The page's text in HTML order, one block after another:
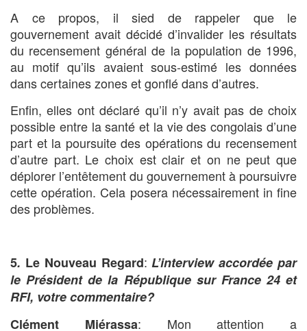
A ce propos, il sied de rappeler que le
gouvernement avait décidé d’invalider les résultats
du recensement général de la population de 1996,
au motif qu’ils avaient sous-estimé les données
dans certaines zones et gonflé dans d’autres.
Enfin, elles ont déclaré qu’il n’y avait pas de choix
possible entre la santé et la vie des congolais d’une
part et la poursuite des opérations du recensement
d’autre part. Le choix est clair et on ne peut que
déplorer l’entêtement du gouvernement à poursuivre
cette opération. Cela posera nécessairement in fine
des problèmes.
5. Le Nouveau Regard: L’interview accordée par
le Président de la République sur France 24 et
RFI, votre commentaire?
Clément Miérassa: Mon attention a